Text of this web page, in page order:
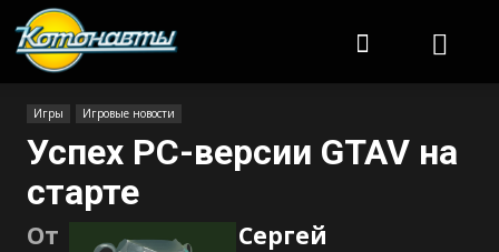
Игры Игровые новости
Успех PC-версии GTAV на
старте
От Сергей